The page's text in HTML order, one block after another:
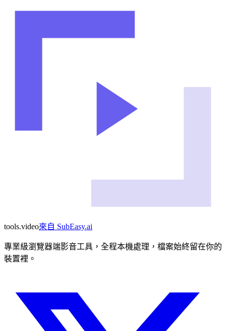
tools.video來自 SubEasy.ai
專業級瀏覽器端影音工具，全程本機處理，檔案始終留在你的
裝置裡。